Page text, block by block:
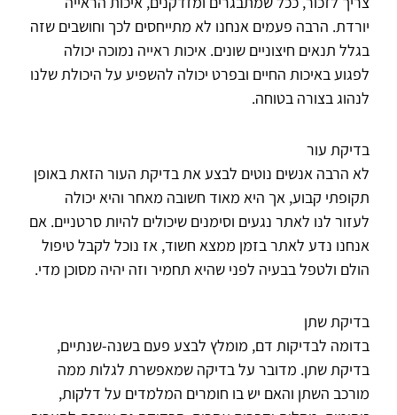
יורדת. הרבה פעמים אנחנו לא מתייחסים לכך וחושבים שזה
בגלל תנאים חיצוניים שונים. איכות ראייה נמוכה יכולה
לפגוע באיכות החיים ובפרט יכולה להשפיע על היכולת שלנו
לנהוג בצורה בטוחה.
בדיקת עור
לא הרבה אנשים נוטים לבצע את בדיקת העור הזאת באופן
תקופתי קבוע, אך היא מאוד חשובה מאחר והיא יכולה
לעזור לנו לאתר נגעים וסימנים שיכולים להיות סרטניים. אם
אנחנו נדע לאתר בזמן ממצא חשוד, אז נוכל לקבל טיפול
הולם ולטפל בבעיה לפני שהיא תחמיר וזה יהיה מסוכן מדי.
בדיקת שתן
בדומה לבדיקות דם, מומלץ לבצע פעם בשנה-שנתיים,
בדיקת שתן. מדובר על בדיקה שמאפשרת לגלות ממה
מורכב השתן והאם יש בו חומרים המלמדים על דלקות,